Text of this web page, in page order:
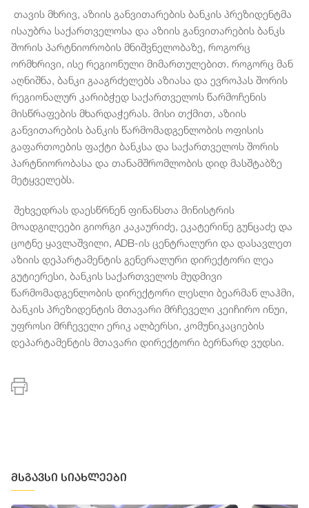
თავის მხრივ, აზიის განვითარების ბანკის პრეზიდენტმა
ისაუბრა საქართველოსა და აზიის განვითარების ბანკს
შორის პარტნიორობის მნიშვნელობაზე, როგორც
ორმხრივი, ისე რეგიონული მიმართულებით. როგორც მან
აღნიშნა, ბანკი გააგრძელებს აზიასა და ევროპას შორის
რეგიონალურ კარიბჭედ საქართველოს წარმოჩენის
მისწრაფების მხარდაჭერას. მისი თქმით, აზიის
განვითარების ბანკის წარმომადგენლობის ოფისის
გაფართოების ფაქტი ბანკსა და საქართველოს შორის
პარტნიორობასა და თანამშრომლობის დიდ მასშტაბზე
მეტყველებს.
შეხვედრას დაესწრნენ ფინანსთა მინისტრის
მოადგილეები გიორგი კაკაურიძე, ეკატერინე გუნცაძე და
ცოტნე ყავლაშვილი, ADB-ის ცენტრალური და დასავლეთ
აზიის დეპარტამენტის გენერალური დირექტორი ლეა
გუტიერესი, ბანკის საქართველოს მუდმივი
წარმომადგენლობის დირექტორი ლესლი ბეარმან ლაჰმი,
ბანკის პრეზიდენტის მთავარი მრჩეველი კეიჩირო ინუი,
უფროსი მრჩეველი ერიკ ალბერსი, კომუნიკაციების
დეპარტამენტის მთავარი დირექტორი ბერნარდ ვუდსი.
მსგავსი სიახლეები